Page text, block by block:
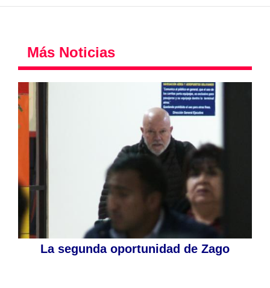
Más Noticias
La segunda oportunidad de Zago